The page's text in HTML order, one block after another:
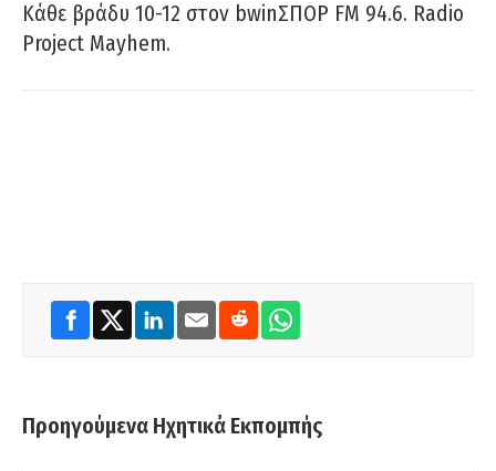
Κάθε βράδυ 10-12 στον bwinΣΠΟΡ FM 94.6. Radio
Project Mayhem.
Προηγούμενα Ηχητικά Εκπομπής